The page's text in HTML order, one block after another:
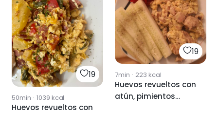
19
50min · 1039 kcal
Huevos revueltos con
19
7min · 223 kcal
Huevos revueltos con
atún, pimientos